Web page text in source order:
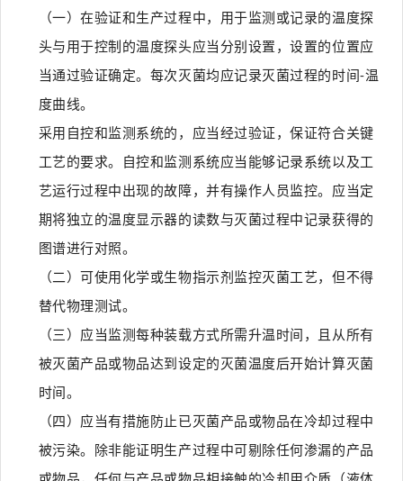
（一）在验证和生产过程中，用于监测或记录的温度探
头与用于控制的温度探头应当分别设置，设置的位置应
当通过验证确定。每次灭菌均应记录灭菌过程的时间-温
度曲线。
采用自控和监测系统的，应当经过验证，保证符合关键
工艺的要求。自控和监测系统应当能够记录系统以及工
艺运行过程中出现的故障，并有操作人员监控。应当定
期将独立的温度显示器的读数与灭菌过程中记录获得的
图谱进行对照。
（二）可使用化学或生物指示剂监控灭菌工艺，但不得
替代物理测试。
（三）应当监测每种装载方式所需升温时间，且从所有
被灭菌产品或物品达到设定的灭菌温度后开始计算灭菌
时间。
（四）应当有措施防止已灭菌产品或物品在冷却过程中
被污染。除非能证明生产过程中可剔除任何渗漏的产品